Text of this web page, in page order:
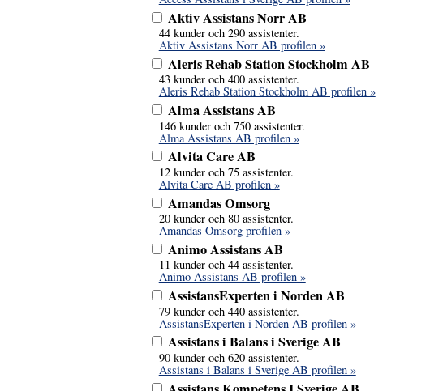
Aktiv Assistans Norr AB
44 kunder och 290 assistenter.
Aktiv Assistans Norr AB profilen »
Aleris Rehab Station Stockholm AB
43 kunder och 400 assistenter.
Aleris Rehab Station Stockholm AB profilen »
Alma Assistans AB
146 kunder och 750 assistenter.
Alma Assistans AB profilen »
Alvita Care AB
12 kunder och 75 assistenter.
Alvita Care AB profilen »
Amandas Omsorg
20 kunder och 80 assistenter.
Amandas Omsorg profilen »
Animo Assistans AB
11 kunder och 44 assistenter.
Animo Assistans AB profilen »
AssistansExperten i Norden AB
79 kunder och 440 assistenter.
AssistansExperten i Norden AB profilen »
Assistans i Balans i Sverige AB
90 kunder och 620 assistenter.
Assistans i Balans i Sverige AB profilen »